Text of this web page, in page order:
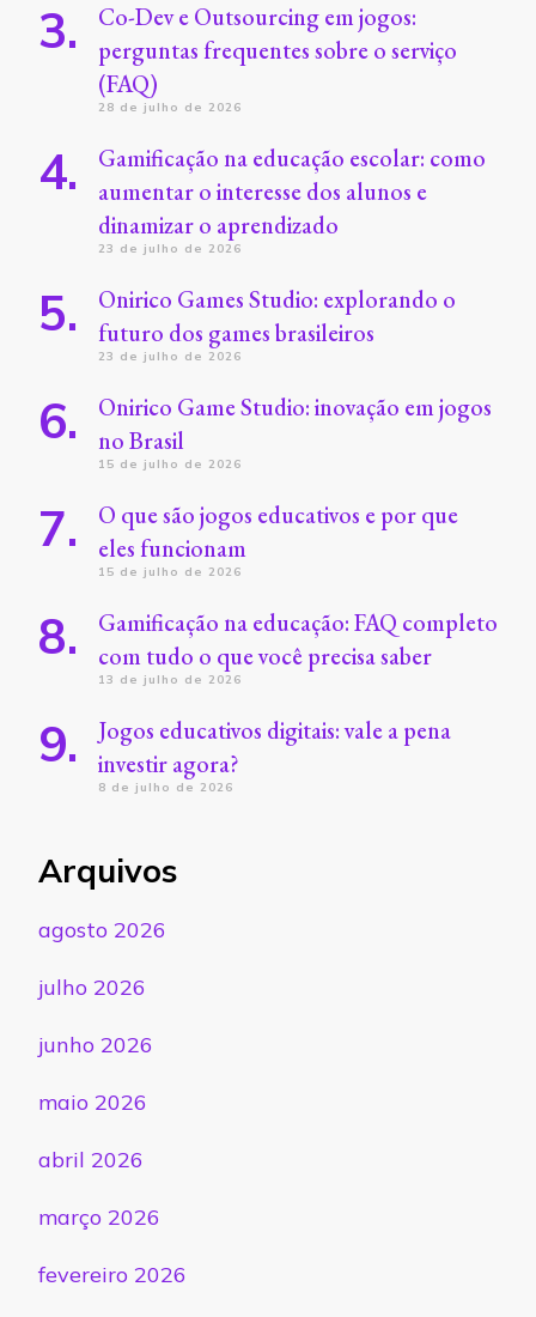
Co-Dev e Outsourcing em jogos:
perguntas frequentes sobre o serviço
(FAQ)
28 de julho de 2026
Gamificação na educação escolar: como
aumentar o interesse dos alunos e
dinamizar o aprendizado
23 de julho de 2026
Onirico Games Studio: explorando o
futuro dos games brasileiros
23 de julho de 2026
Onirico Game Studio: inovação em jogos
no Brasil
15 de julho de 2026
O que são jogos educativos e por que
eles funcionam
15 de julho de 2026
Gamificação na educação: FAQ completo
com tudo o que você precisa saber
13 de julho de 2026
Jogos educativos digitais: vale a pena
investir agora?
8 de julho de 2026
Arquivos
agosto 2026
julho 2026
junho 2026
maio 2026
abril 2026
março 2026
fevereiro 2026